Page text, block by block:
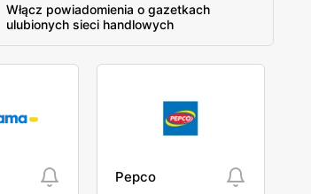
Włącz powiadomienia o gazetkach
ulubionych sieci handlowych
Pepco